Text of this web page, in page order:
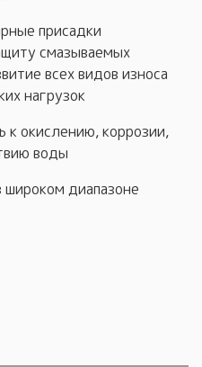
присадки
смазываемых
всех видов износа
нагрузок
к окислению, коррозии,
воды
широком диапазоне